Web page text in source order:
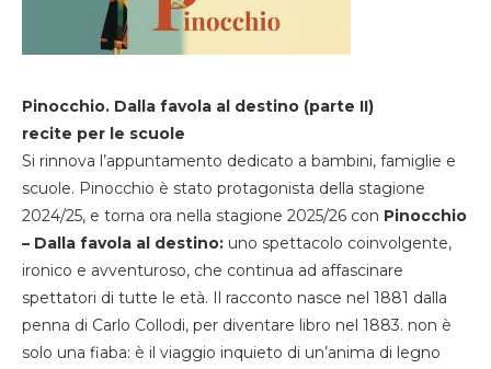
Pinocchio. Dalla favola al destino (parte II)
recite per le scuole
Si rinnova l’appuntamento dedicato a bambini, famiglie e
scuole. Pinocchio è stato protagonista della stagione
2024/25, e torna ora nella stagione 2025/26 con Pinocchio
– Dalla favola al destino: uno spettacolo coinvolgente,
ironico e avventuroso, che continua ad affascinare
spettatori di tutte le età. Il racconto nasce nel 1881 dalla
penna di Carlo Collodi, per diventare libro nel 1883. non è
solo una fiaba: è il viaggio inquieto di un’anima di legno